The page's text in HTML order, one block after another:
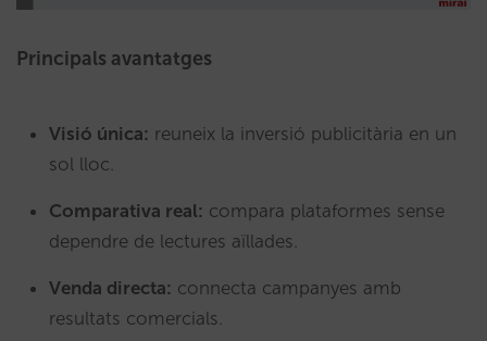
Principals avantatges
Visió única: reuneix la inversió publicitària en un
sol lloc.
Comparativa real: compara plataformes sense
dependre de lectures aïllades.
Venda directa: connecta campanyes amb
resultats comercials.